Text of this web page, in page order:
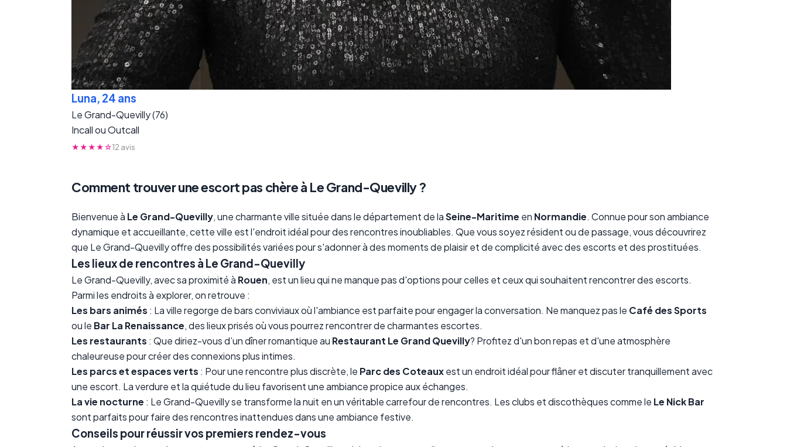
Luna, 24 ans
Le Grand-Quevilly (76)
Incall ou Outcall
★★★★☆12 avis
Comment trouver une escort pas chère à Le Grand-Quevilly ?
Bienvenue à Le Grand-Quevilly, une charmante ville située dans le département de laSeine-Maritime en Normandie. Connue pour son ambiance
dynamique et accueillante, cette ville est l'endroit idéal pour des rencontres inoubliables. Que vous soyez résident ou de passage, vous découvrirez
que Le Grand-Quevilly offre des possibilités variées pour s'adonner à des moments de plaisir et de complicité avec des escorts et des prostituées.
Les lieux de rencontres à Le Grand-Quevilly
Le Grand-Quevilly, avec sa proximité à Rouen, est un lieu qui ne manque pas d'options pour celles et ceux qui souhaitent rencontrer des escorts.
Parmi les endroits à explorer, on retrouve :
Les bars animés : La ville regorge de bars conviviaux où l'ambiance est parfaite pour engager la conversation. Ne manquez pas le Café des Sports
ou le Bar La Renaissance, des lieux prisés où vous pourrez rencontrer de charmantes escortes.
Les restaurants : Que diriez-vous d’un dîner romantique au Restaurant Le Grand Quevilly? Profitez d'un bon repas et d'une atmosphère
chaleureuse pour créer des connexions plus intimes.
Les parcs et espaces verts : Pour une rencontre plus discrète, le Parc des Coteauxest un endroit idéal pour flâner et discuter tranquillement avec
une escort. La verdure et la quiétude du lieu favorisent une ambiance propice aux échanges.
La vie nocturne : Le Grand-Quevilly se transforme la nuit en un véritable carrefour de rencontres. Les clubs et discothèques comme le Le Nick Bar
sont parfaits pour faire des rencontres inattendues dans une ambiance festive.
Conseils pour réussir vos premiers rendez-vous